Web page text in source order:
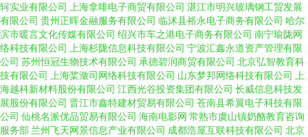
轲实业有限公司
上海拿啡电子商贸有限公司 湛江市明兴玻璃钢工贸发展
有限公司 贵州正晖金融服务有限公司 临沭县裕永电子商务有限公司 哈尔
滨市暖言文化传媒有限公司 绍兴市车之港电子商务有限公司 南宁瑜陇网
络科技有限公司
上海杉陇信息科技有限公司 宁波汇鑫永道资产管理有限
公司 苏州恒冠生物技术有限公司 承德碧润商贸有限公司 北京弘智教育科
技有限公司
上海桨潋司网络科技有限公司 山东梦邦网络科技有限公司
上
海越科新材料股份有限公司 江西光谷投资集团有限公司 长威信息科技发
展股份有限公司 晋江市鑫特建材贸易有限公司 苍南县希翼电子科技有限
公司 仙桃名派优品贸易有限公司 海南电影网 常熟市虞山镇奶酪教育咨询
服务部 兰州飞天网景信息产业有限公司 成都浩屋互联科技有限公司 北京